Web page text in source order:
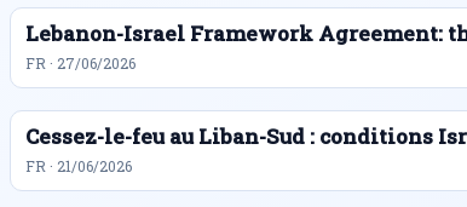
Lebanon-Israel Framework Agreement:
FR · 27/06/2026
Cessez-le-feu au Liban-Sud : conditions
FR · 21/06/2026